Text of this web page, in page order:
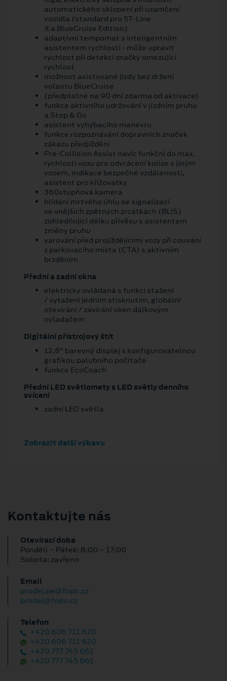
automatického sklopení při uzamčení
vozidla (standard pro ST-Line
X a BlueCruise Edition)
adaptivní tempomat s inteligentním
asistentem rychlosti - může upravit
rychlost při detekci značky omezující
rychlost
možnost asistované jízdy bez držení
volantu BlueCruise
(předplatné na 90 dní zdarma od aktivace)
funkce aktivního udržování v jízdním pruhu
a Stop & Go
asistent vyhýbacího manévru
funkce rozpoznávání dopravních značek
zákazu předjíždění
Pre-Collision Assist navíc funkční do max.
rychlosti vozu pro odvrácení kolize s jiným
vozem, indikace bezpečné vzdálenosti,
asistent pro křižovatky
360stupňová kamera
hlídání mrtvého úhlu se signalizací
ve vnějších zpětných zrcátkách (BLIS)
zohledňující délku přívěsu s asistentem
změny pruhu
varování před projíždějícími vozy při couvání
z parkovacího místa (CTA) s aktivním
brzděním
Přední a zadní okna
elektricky ovládaná s funkcí stažení
/ vytažení jedním stisknutím, globální
otevírání / zavírání oken dálkovým
ovladačem
Digitální přístrojový štít
12,8" barevný displej s konfigurovatelnou
grafikou palubního počítače
funkce EcoCoach
Přední LED světlomety s LED světly denního
svícení
zadní LED světla
Zobrazit další výbavu
Kontaktujte nás
Otevírací doba
Pondělí – Pátek: 8:00 – 17:00
Sobota: zavřeno
Email
prodej.pe@fopo.cz
prodej@fopo.cz
Telefon
+420 606 711 620
+420 606 711 620
+420 777 745 661
+420 777 745 661